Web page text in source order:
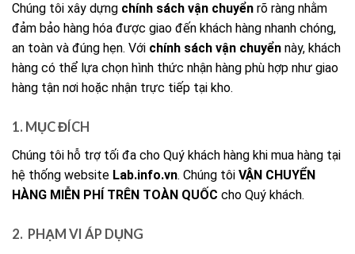
Chúng tôi xây dựng chính sách vận chuyển rõ ràng nhằm
đảm bảo hàng hóa được giao đến khách hàng nhanh chóng,
an toàn và đúng hẹn. Với chính sách vận chuyển này, khách
hàng có thể lựa chọn hình thức nhận hàng phù hợp như giao
hàng tận nơi hoặc nhận trực tiếp tại kho.
1. MỤC ĐÍCH
Chúng tôi hỗ trợ tối đa cho Quý khách hàng khi mua hàng tại
hệ thống website Lab.info.vn. Chúng tôi VẬN CHUYỂN
HÀNG MIỄN PHÍ TRÊN TOÀN QUỐC cho Quý khách.
2. PHẠM VI ÁP DỤNG